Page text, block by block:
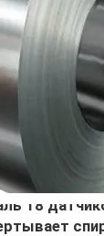
18